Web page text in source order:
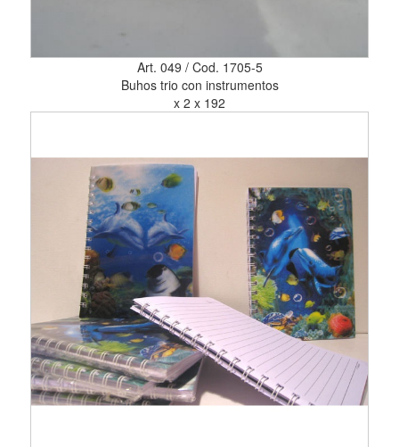
Art. 049 / Cod. 1705-5
Buhos trio con instrumentos
x 2 x 192